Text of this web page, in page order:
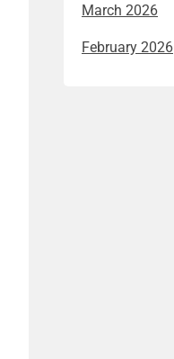
March 2026
February 2026